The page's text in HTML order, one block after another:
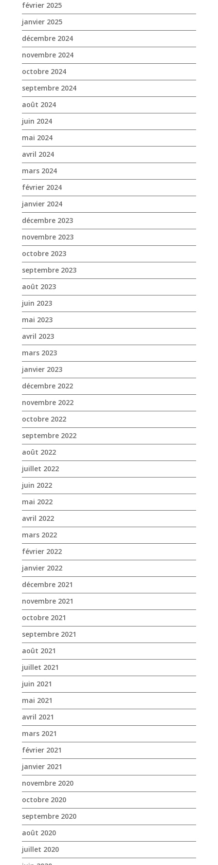
février 2025
janvier 2025
décembre 2024
novembre 2024
octobre 2024
septembre 2024
août 2024
juin 2024
mai 2024
avril 2024
mars 2024
février 2024
janvier 2024
décembre 2023
novembre 2023
octobre 2023
septembre 2023
août 2023
juin 2023
mai 2023
avril 2023
mars 2023
janvier 2023
décembre 2022
novembre 2022
octobre 2022
septembre 2022
août 2022
juillet 2022
juin 2022
mai 2022
avril 2022
mars 2022
février 2022
janvier 2022
décembre 2021
novembre 2021
octobre 2021
septembre 2021
août 2021
juillet 2021
juin 2021
mai 2021
avril 2021
mars 2021
février 2021
janvier 2021
novembre 2020
octobre 2020
septembre 2020
août 2020
juillet 2020